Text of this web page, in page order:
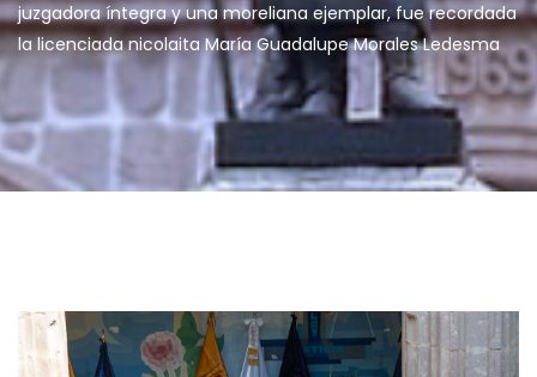
juzgadora íntegra y una moreliana ejemplar, fue recordada
la licenciada nicolaita María Guadalupe Morales Ledesma